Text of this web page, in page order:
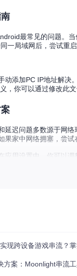
最常见的问题。
一局域网后，尝试重
动添加PC IP地址解
，你可以通过修改此
延迟问题多数源于网
家中网络拥塞，尝试
应用设置中，你可以
些设置可以在"基本设
不同。7英寸平板等
驱动状态解决。应用的
设备游戏串流？掌握这8个
：Moonlight串流工具全